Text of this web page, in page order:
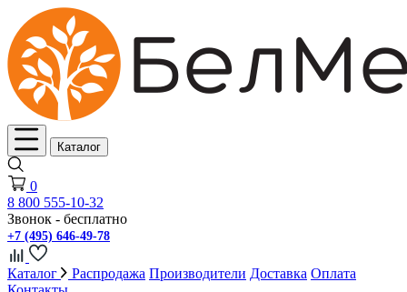
Каталог
0
8 800 555-10-32
Звонок - бесплатно
+7 (495) 646-49-78
Каталог Распродажа Производители Доставка Оплата